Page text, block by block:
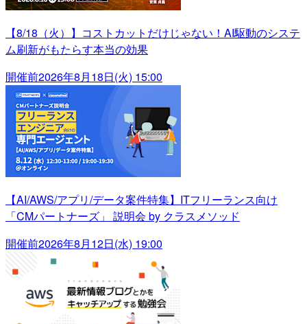
【8/18（火）】コストカットだけじゃない！AI駆動のシステ
ム刷新がもたらす本当の効果
開催前2026年8月18日(火) 15:00
【AI/AWS/アプリ/データ案件特集】ITフリーランス向け
「CMパートナーズ」 説明会 by クラスメソッド
開催前2026年8月12日(水) 19:00